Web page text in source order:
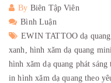
By Biên Tập Viên
Bình Luận
EWIN TATTOO dạ
xanh, hình xăm dạ quang
hình xăm dạ quang phát sáng
in hình xăm dạ quang theo